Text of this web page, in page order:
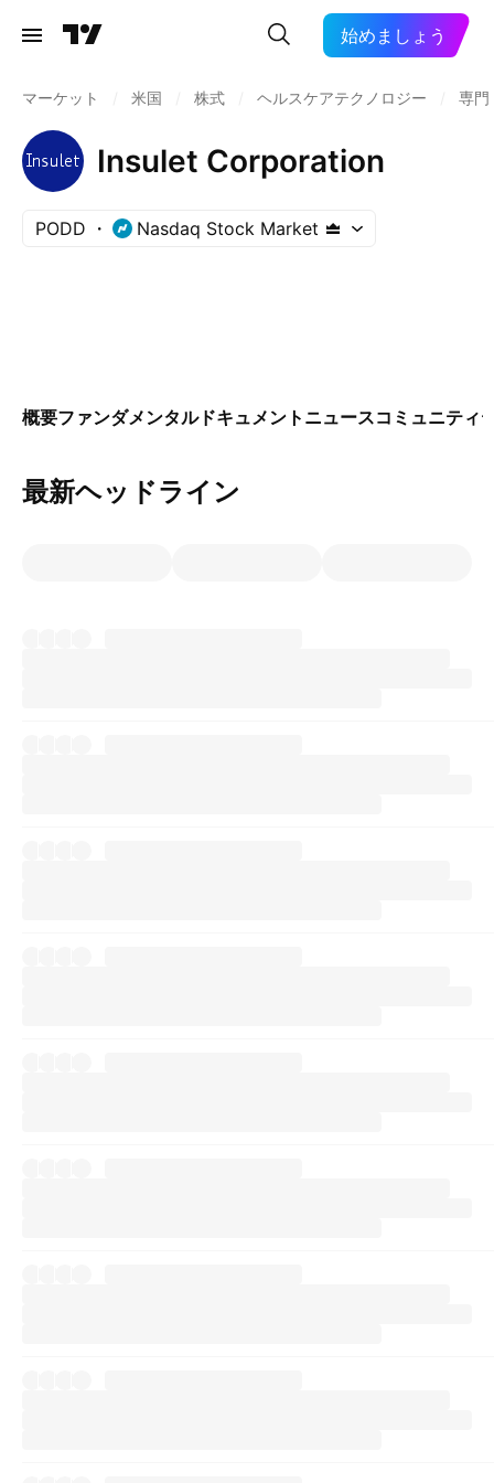
始めましょう
マーケット 米国 株式 ヘルスケアテクノロジー 専門
Insulet Corporation
PODD Nasdaq Stock Market
概要ファンダメンタルドキュメント ニュースコミュニティ
最新ヘッドライン